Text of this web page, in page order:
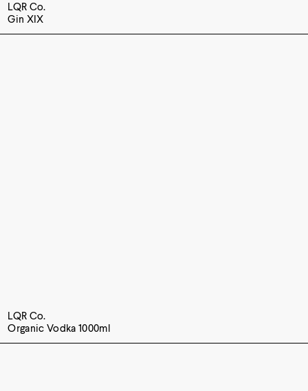
LQR Co.
Gin XIX
LQR Co.
Organic Vodka 1000ml